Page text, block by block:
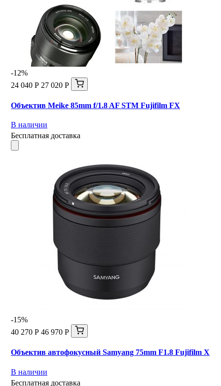
-12%
24 040 Р 27 020 Р
Объектив Meike 85mm f/1.8 AF STM Fujifilm FX
В наличии
Бесплатная доставка
-15%
40 270 Р 46 970 Р
Объектив автофокусный Samyang 75mm F1.8 Fujifilm X
В наличии
Бесплатная доставка